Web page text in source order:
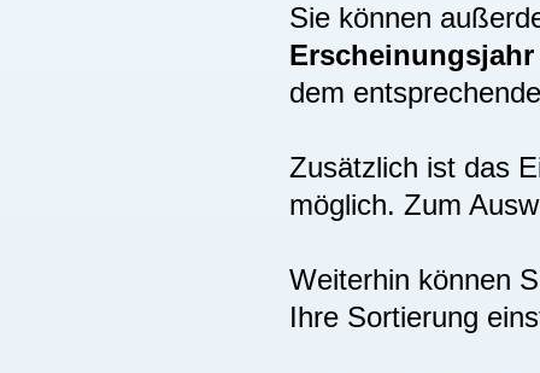
Sie können
dem
Zusätzlich ist das
möglich. Zum
Weiterhin können
Ihre Sortierung